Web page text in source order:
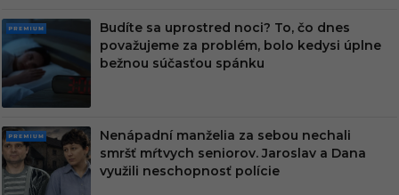
PRE
MIU
M
Budíte sa uprostred noci? To, čo dnes
považujeme za problém, bolo kedysi úplne
bežnou súčasťou spánku
PRE
MIU
M
Nenápadní manželia za sebou nechali
smršť mŕtvych seniorov. Jaroslav a Dana
využili neschopnosť polície